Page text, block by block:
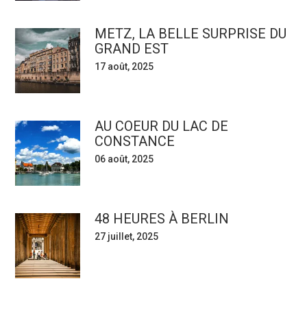
METZ, LA BELLE SURPRISE DU
GRAND EST
17 août, 2025
AU COEUR DU LAC DE
CONSTANCE
06 août, 2025
48 HEURES À BERLIN
27 juillet, 2025